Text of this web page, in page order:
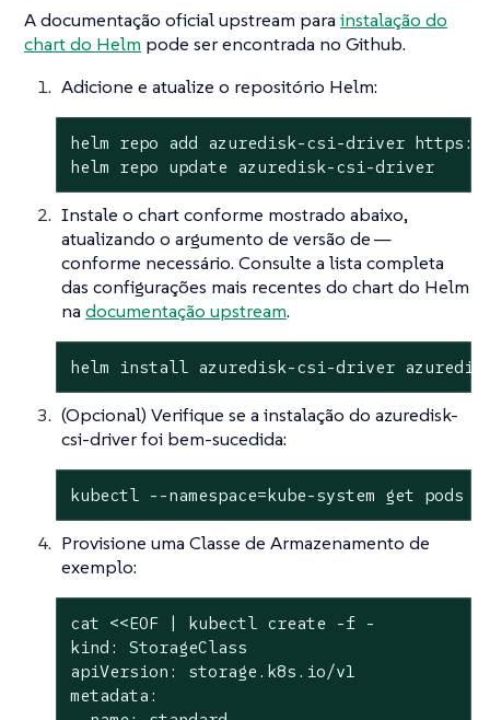
A documentação oficial upstream para instalação do
chart do Helm pode ser encontrada no Github.
Adicione e atualize o repositório Helm:
helm repo add azuredisk-csi-driver
helm repo update azuredisk-csi-driver
Instale o chart conforme mostrado abaixo,
atualizando o argumento de versão de —
conforme necessário. Consulte a lista completa
das configurações mais recentes do chart do Helm
na documentação upstream.
helm install azuredisk-csi-driver
(Opcional) Verifique se a instalação do azuredisk-
csi-driver foi bem-sucedida:
kubectl --namespace=kube-system get
Provisione uma Classe de Armazenamento de
exemplo:
cat <<EOF | kubectl create -f -
kind: StorageClass
apiVersion: storage.k8s.io/v1
metadata: